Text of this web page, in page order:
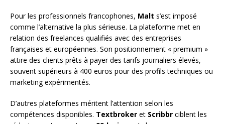
Pour les professionnels francophones, Malt s’est imposé
comme l’alternative la plus sérieuse. La plateforme met en
relation des freelances qualifiés avec des entreprises
françaises et européennes. Son positionnement « premium »
attire des clients prêts à payer des tarifs journaliers élevés,
souvent supérieurs à 400 euros pour des profils techniques ou
marketing expérimentés.
D’autres plateformes méritent l’attention selon les
compétences disponibles. Textbroker et Scribbr ciblent les